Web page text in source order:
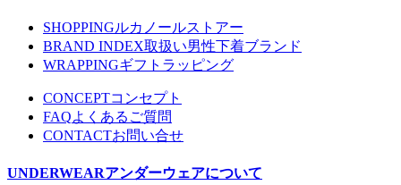
SHOPPINGルカノールストアー
BRAND INDEX取扱い男性下着ブランド
WRAPPINGギフトラッピング
CONCEPTコンセプト
FAQよくあるご質問
CONTACTお問い合せ
UNDERWEARアンダーウェアについて